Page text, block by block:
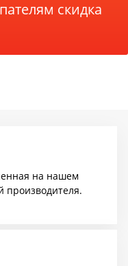
скидка
старой цене!
на нашем
производителя.